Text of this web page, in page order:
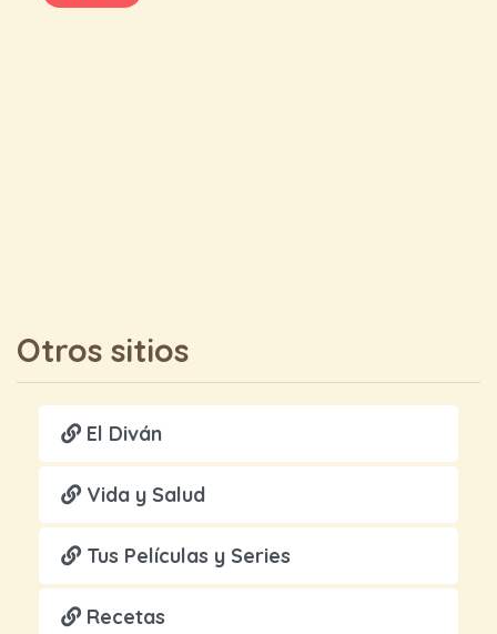
Otros sitios
El Diván
Vida y Salud
Tus Películas y Series
Recetas